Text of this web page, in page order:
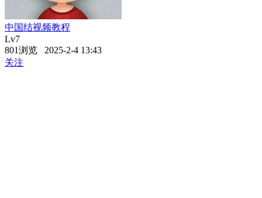
中国结视频教程
Lv7
801浏览 2025-2-4 13:43
关注